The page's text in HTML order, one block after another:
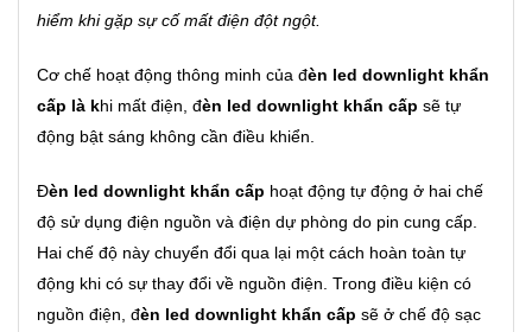
hiểm khi gặp sự cố mất điện đột ngột.
Cơ chế hoạt động thông minh của đèn led downlight khẩn
cấp là khi mất điện, đèn led downlight khẩn cấp sẽ tự
động bật sáng không cần điều khiển.
Đèn led downlight khẩn cấp hoạt động tự động ở hai chế
độ sử dụng điện nguồn và điện dự phòng do pin cung cấp.
Hai chế độ này chuyển đổi qua lại một cách hoàn toàn tự
động khi có sự thay đổi về nguồn điện. Trong điều kiện có
nguồn điện, đèn led downlight khẩn cấp sẽ ở chế độ sạc